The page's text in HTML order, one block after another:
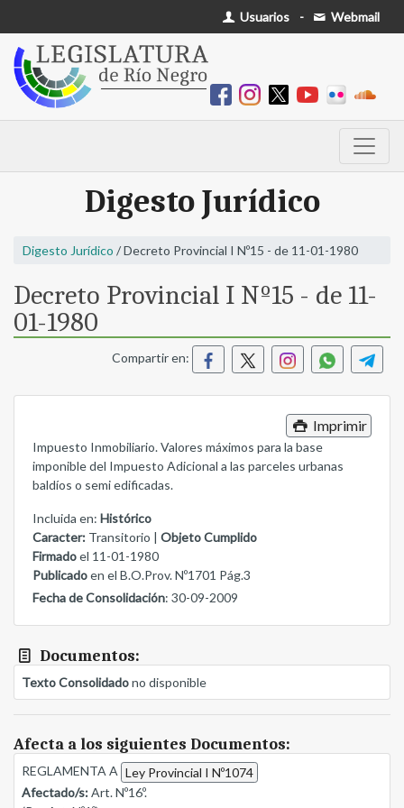
Usuarios - Webmail
Digesto Jurídico
Digesto Jurídico / Decreto Provincial I Nº15 - de 11-01-1980
Decreto Provincial I Nº15 - de 11-
01-1980
Compartir en:
Imprimir
Impuesto Inmobiliario. Valores máximos para la base
imponible del Impuesto Adicional a las parceles urbanas
baldíos o semi edificadas.
Incluida en: Histórico
Caracter: Transitorio | Objeto Cumplido
Firmadoel 11-01-1980
Publicadoen el B.O.Prov. Nº1701 Pág.3
Fecha de Consolidación: 30-09-2009
Documentos:
Texto Consolidadono disponible
Afecta a los siguientes Documentos:
REGLAMENTA A Ley Provincial I Nº1074
Afectado/s:Art. Nº16º.